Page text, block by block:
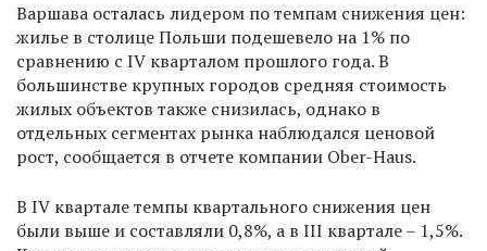
Варшава осталась лидером по темпам снижения цен:
жилье в столице Польши подешевело на 1% по
сравнению с IV кварталом прошлого года. В
большинстве крупных городов средняя стоимость
жилых объектов также снизилась, однако в
отдельных сегментах рынка наблюдался ценовой
рост, сообщается в отчете компании Ober-Haus.
В IV квартале темпы квартального снижения цен
были выше и составляли 0,8%, а в III квартале – 1,5%.